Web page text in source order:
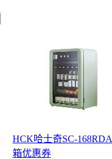
HCK哈士奇SC-
箱优惠券